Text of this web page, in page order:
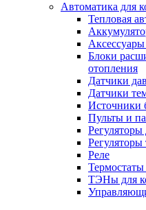
Автоматика для
Тепловая
Блоки
отопления
Датчики
Датчики
Источники
Пульты и
Регуляторы
Реле
ТЭНы для